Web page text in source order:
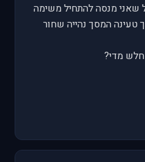
שאני מנסה להתחיל משימה
המסך נהייה שחור
מדי?